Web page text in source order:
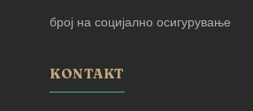
број на социјално осигурување
KONTAKT